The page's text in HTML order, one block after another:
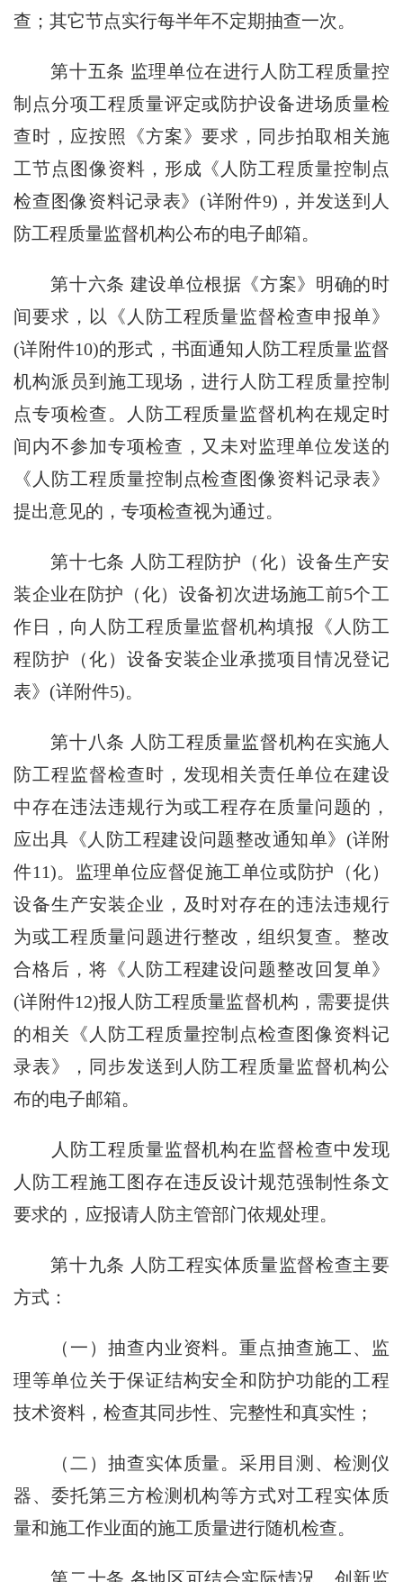
查；其它节点实行每半年不定期抽查一次。
第十五条 监理单位在进行人防工程质量控
制点分项工程质量评定或防护设备进场质量检
查时，应按照《方案》要求，同步拍取相关施
工节点图像资料，形成《人防工程质量控制点
检查图像资料记录表》(详附件9)，并发送到人
防工程质量监督机构公布的电子邮箱。
第十六条 建设单位根据《方案》明确的时
间要求，以《人防工程质量监督检查申报单》
(详附件10)的形式，书面通知人防工程质量监督
机构派员到施工现场，进行人防工程质量控制
点专项检查。人防工程质量监督机构在规定时
间内不参加专项检查，又未对监理单位发送的
《人防工程质量控制点检查图像资料记录表》
提出意见的，专项检查视为通过。
第十七条 人防工程防护（化）设备生产安
装企业在防护（化）设备初次进场施工前5个工
作日，向人防工程质量监督机构填报《人防工
程防护（化）设备安装企业承揽项目情况登记
表》(详附件5)。
第十八条 人防工程质量监督机构在实施人
防工程监督检查时，发现相关责任单位在建设
中存在违法违规行为或工程存在质量问题的，
应出具《人防工程建设问题整改通知单》(详附
件11)。监理单位应督促施工单位或防护（化）
设备生产安装企业，及时对存在的违法违规行
为或工程质量问题进行整改，组织复查。整改
合格后，将《人防工程建设问题整改回复单》
(详附件12)报人防工程质量监督机构，需要提供
的相关《人防工程质量控制点检查图像资料记
录表》，同步发送到人防工程质量监督机构公
布的电子邮箱。
人防工程质量监督机构在监督检查中发现
人防工程施工图存在违反设计规范强制性条文
要求的，应报请人防主管部门依规处理。
第十九条 人防工程实体质量监督检查主要
方式：
（一）抽查内业资料。重点抽查施工、监
理等单位关于保证结构安全和防护功能的工程
技术资料，检查其同步性、完整性和真实性；
（二）抽查实体质量。采用目测、检测仪
器、委托第三方检测机构等方式对工程实体质
量和施工作业面的施工质量进行随机检查。
第二十条 各地区可结合实际情况，创新监